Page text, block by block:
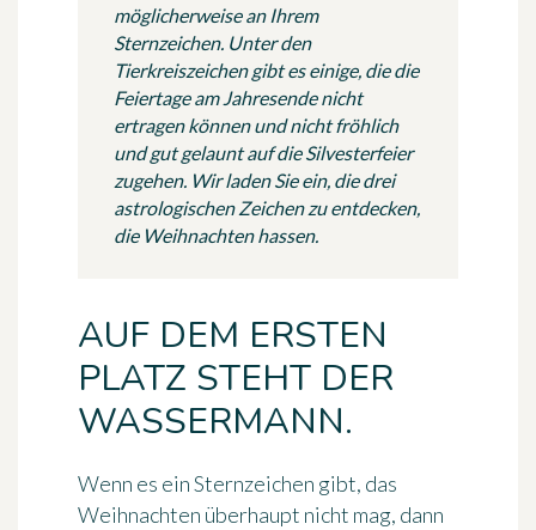
möglicherweise an Ihrem
Sternzeichen. Unter den
Tierkreiszeichen gibt es einige, die die
Feiertage am Jahresende nicht
ertragen können und nicht fröhlich
und gut gelaunt auf die Silvesterfeier
zugehen. Wir laden Sie ein, die drei
astrologischen Zeichen zu entdecken,
die Weihnachten hassen.
AUF DEM ERSTEN
PLATZ STEHT DER
WASSERMANN.
Wenn es ein Sternzeichen gibt, das
Weihnachten überhaupt nicht mag, dann